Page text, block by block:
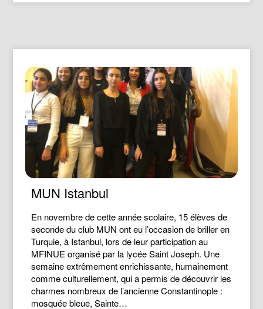
MUN Istanbul
En novembre de cette année scolaire, 15 élèves de
seconde du club MUN ont eu l’occasion de briller en
Turquie, à Istanbul, lors de leur participation au
MFINUE organisé par la lycée Saint Joseph. Une
semaine extrêmement enrichissante, humainement
comme culturellement, qui a permis de découvrir les
charmes nombreux de l’ancienne Constantinople :
mosquée bleue, Sainte…